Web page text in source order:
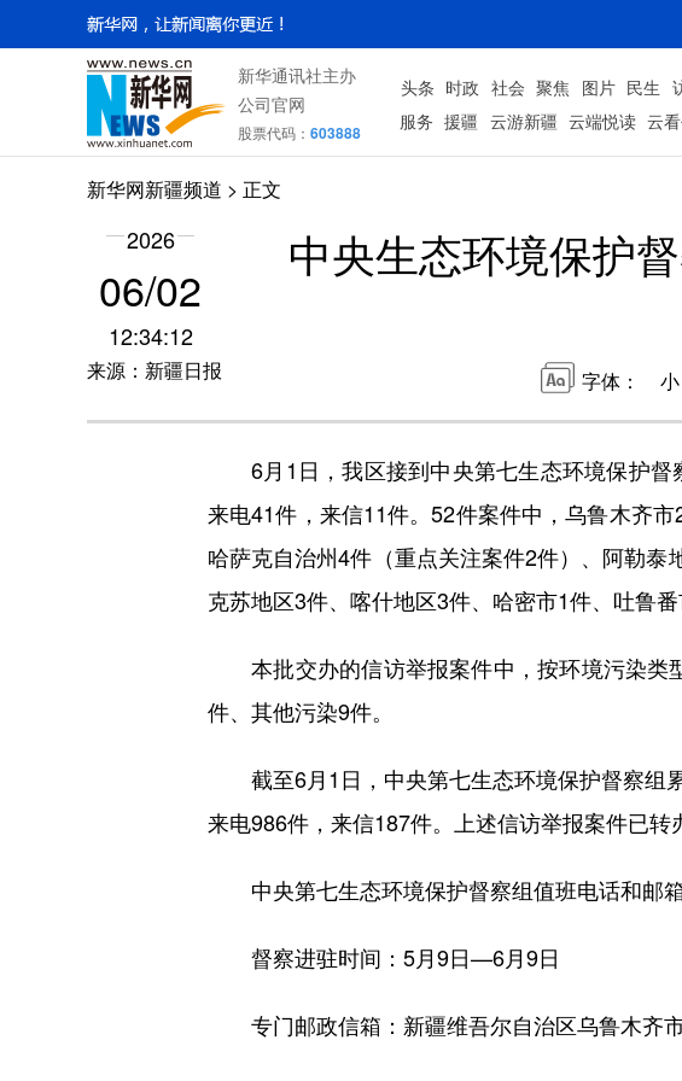
新华通讯社主办
公司官网
股票代码： 603888
头条 时政 社会 聚焦 图片 民生
服务 援疆 云游新疆 云端悦读 云
新华网新疆频道 > 正文
2026
06/02
12:34:12
来源：新疆日报
中央生态环境保护
字体： 小
6月1日，我区接到中央第七生态环境保护督
来电41件，来信11件。52件案件中，乌鲁木齐
哈萨克自治州4件（重点关注案件2件）、阿勒
克苏地区3件、喀什地区3件、哈密市1件、吐鲁番
本批交办的信访举报案件中，按环境污染类
件、其他污染9件。
截至6月1日，中央第七生态环境保护督察组
来电986件，来信187件。上述信访举报案件已转
中央第七生态环境保护督察组值班电话和邮
督察进驻时间：5月9日—6月9日
专门邮政信箱：新疆维吾尔自治区乌鲁木齐